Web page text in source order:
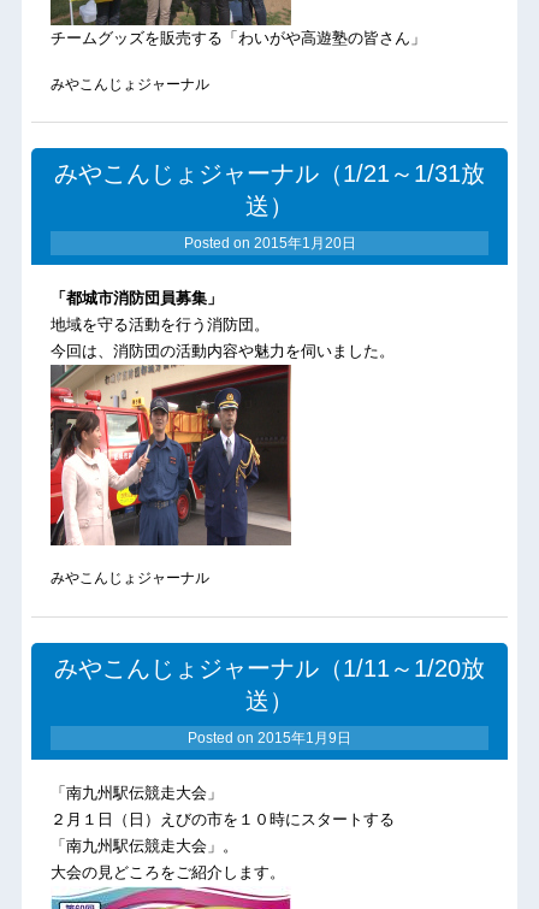
チームグッズを販売する「わいがや高遊塾の皆さん」
みやこんじょジャーナル
みやこんじょジャーナル（1/21～1/31放
送）
Posted on 2015年1月20日
「都城市消防団員募集」
地域を守る活動を行う消防団。
今回は、消防団の活動内容や魅力を伺いました。
みやこんじょジャーナル
みやこんじょジャーナル（1/11～1/20放
送）
Posted on 2015年1月9日
「南九州駅伝競走大会」
２月１日（日）えびの市を１０時にスタートする
「南九州駅伝競走大会」。
大会の見どころをご紹介します。